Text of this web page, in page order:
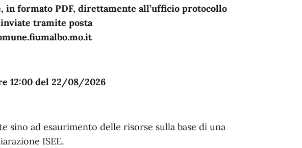
in formato PDF, direttamente all’ufficio protocollo
tramite posta
12:00 del 22/08/2026
sino ad esaurimento delle risorse sulla base di una
ISEE.